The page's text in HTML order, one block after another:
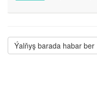
Ýalňyş barada habar ber